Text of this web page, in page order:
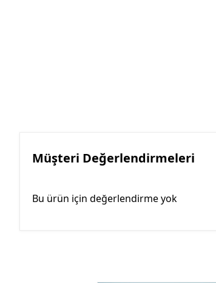
Müşteri Değerlendirmeleri
Bu ürün için değerlendirme yok